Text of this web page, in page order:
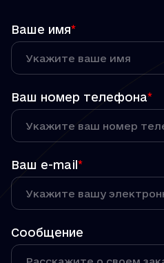
Ваше имя*
Ваш номер телефона*
Ваш e-mail *
Сообщение